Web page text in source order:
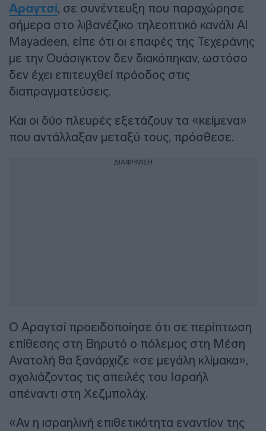
Αραγτσί, σε συνέντευξη που παραχώρησε
σήμερα στο λιβανέζικο τηλεοπτικό κανάλι Al
Mayadeen, είπε ότι οι επαφές της Τεχεράνης
με την Ουάσιγκτον δεν διακόπηκαν, ωστόσο
δεν έχει επιτευχθεί πρόοδος στις
διαπραγματεύσεις.
Και οι δύο πλευρές εξετάζουν τα «κείμενα»
που αντάλλαξαν μεταξύ τους, πρόσθεσε.
ΔΙΑΦΗΜΙΣΗ
Ο Αραγτσί προειδοποίησε ότι σε περίπτωση
επίθεσης στη Βηρυτό ο πόλεμος στη Μέση
Ανατολή θα ξανάρχιζε «σε μεγάλη κλίμακα»,
σχολιάζοντας τις απειλές του Ισραήλ
απέναντι στη Χεζμπολάχ.
«Αν η ισραηλινή επιθετικότητα εναντίον της